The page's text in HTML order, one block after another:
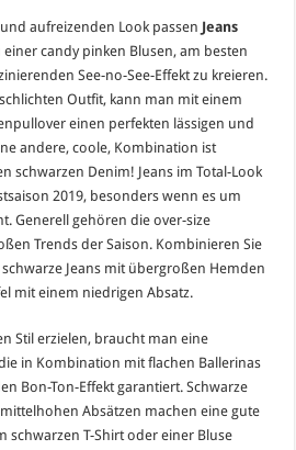
aufreizenden Look passen Jeans
einer candy pinken Blusen, am besten
See-no-See-Effekt zu kreieren.
Outfit, kann man mit einem
einen perfekten lässigen und
andere, coole, Kombination ist
schwarzen Denim! Jeans im Total-Look
2019, besonders wenn es um
Generell gehören die over-size
Trends der Saison. Kombinieren Sie
Jeans mit übergroßen Hemden
mit einem niedrigen Absatz.
Stil erzielen, braucht man eine
in Kombination mit flachen Ballerinas
Bon-Ton-Effekt garantiert. Schwarze
Absätzen machen eine gute
schwarzen T-Shirt oder einer Bluse